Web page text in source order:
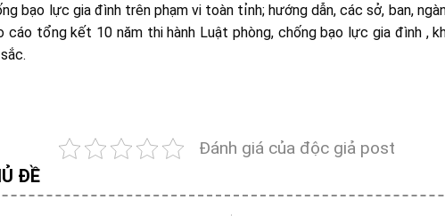
bạo lực gia đình trên phạm vi toàn tỉnh; hướng dẫn, các sở, ban,
cáo tổng kết 10 năm thi hành Luật phòng, chống bạo lực gia đình ,
Đánh giá của độc giả post
ĐỀ